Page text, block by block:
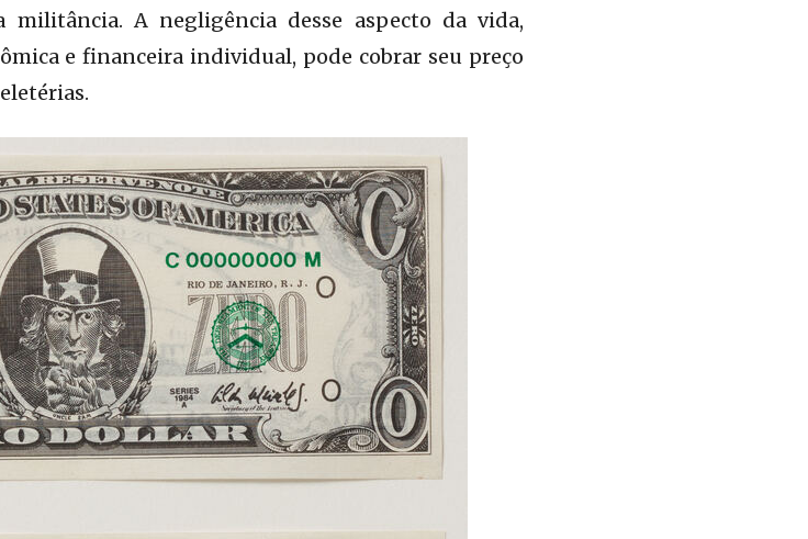
A negligência desse aspecto da vida,
e financeira individual, pode cobrar seu preço